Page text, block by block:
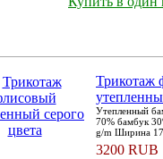
Трикотаж
Утепленный
70% бамбук
g/m Ширина
3200 RUB